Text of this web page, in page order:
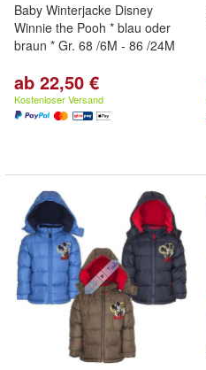
Baby Winterjacke Disney
Winnie the Pooh * blau oder
braun * Gr. 68 /6M - 86 /24M
ab 22,50 €
Kostenloser Versand